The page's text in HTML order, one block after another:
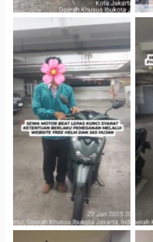
Cityplaza Jatinegara
Gedung Parkir P6A